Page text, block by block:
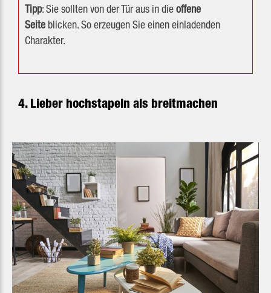
Tipp: Sie sollten von der Tür aus in dieoffene
Seite blicken. So erzeugen Sie einen einladenden
Charakter.
4. Lieber hochstapeln als breitmachen